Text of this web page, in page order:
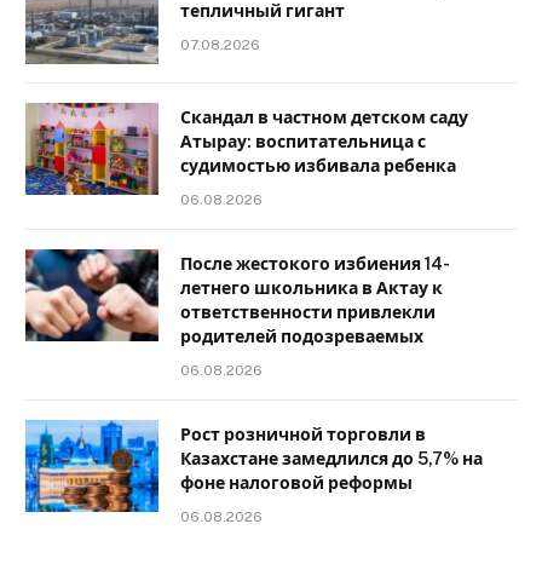
тепличный гигант
07.08.2026
Скандал в частном детском саду
Атырау: воспитательница с
судимостью избивала ребенка
06.08.2026
После жестокого избиения 14-
летнего школьника в Актау к
ответственности привлекли
родителей подозреваемых
06.08.2026
Рост розничной торговли в
Казахстане замедлился до 5,7% на
фоне налоговой реформы
06.08.2026